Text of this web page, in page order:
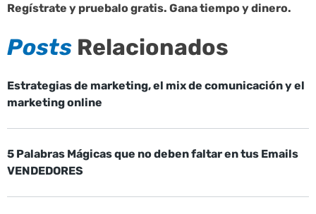
Regístrate y pruebalo gratis. Gana tiempo y dinero.
Posts Relacionados
Estrategias de marketing, el mix de comunicación y el
marketing online
5 Palabras Mágicas que no deben faltar en tus Emails
VENDEDORES